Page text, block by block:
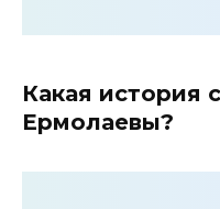
Какая история
Ермолаевы?